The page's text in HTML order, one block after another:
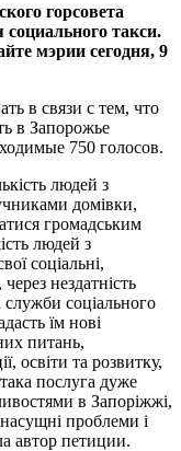
горсовета
социального такси.
мэрии сегодня, 9
в связи с тем, что
в Запорожье
750 голосов.
людей з
домівки,
громадським
людей з
соціальні,
нездатність
служби соціального
їм нові
питань,
освіти та розвитку,
послуга дуже
в Запоріжжі,
проблеми і
автор петиции.